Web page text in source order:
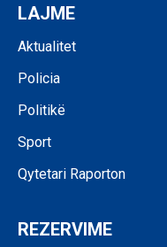
LAJME
Aktualitet
Policia
Politikë
Sport
Qytetari Raporton
REZERVIME